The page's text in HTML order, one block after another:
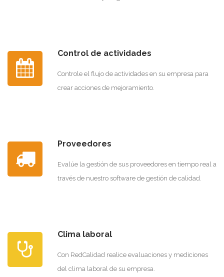
Control de actividades
Controle el flujo de actividades en su empresa para
crear acciones de mejoramiento.
Proveedores
Evalúe la gestión de sus proveedores en tiempo real a
través de nuestro software de gestión de calidad.
Clima laboral
Con RedCalidad realice evaluaciones y mediciones
del clima laboral de su empresa.